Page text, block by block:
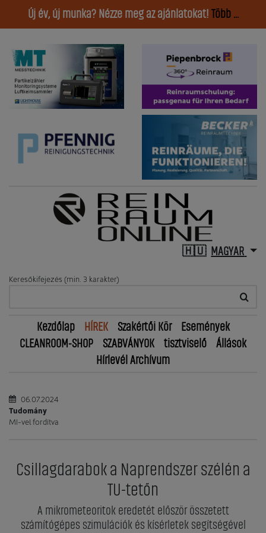
Új év, új munka? Nézze meg az ajánlatokat! Több ...
MAGYAR
Keresőkifejezés (min. 3 karakter)
Kezdőlap HÍREK Szakértői Kör
Események
CLEANROOM-SHOP
SZABVÁNYOK tisztviselő
Állások
Hírlevél Archívum
06.07.2024
Tudomány
MI-vel fordítva
Csillagdarabok a Naprendszer szélén a
TU-tetőn
A mikrometeoritok eredetét először összetett
számítógépes szimulációk és kísérletek segítségével